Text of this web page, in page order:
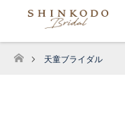
ホーム
天童ブライダル